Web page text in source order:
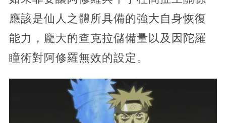
應該是仙人之體所具備的強大自身恢復
能力，龐大的查克拉儲備量以及因陀羅
瞳術對阿修羅無效的設定。